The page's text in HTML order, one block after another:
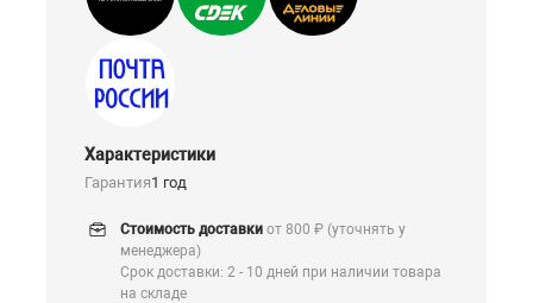
Характеристики
Гарантия1 год
Стоимость доставки от 800 ₽ (уточнять у
менеджера)
Срок доставки: 2 - 10 дней при наличии товара
на складе